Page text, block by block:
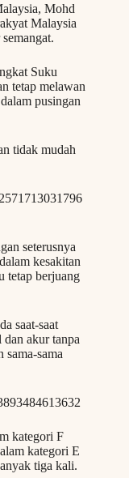
Mohd
Malaysia
Suku
tetap melawan
pusingan
tidak mudah
seterusnya
kesakitan
tetap berjuang
saat-saat
akur tanpa
sama-sama
kategori F
kategori E
tiga kali.